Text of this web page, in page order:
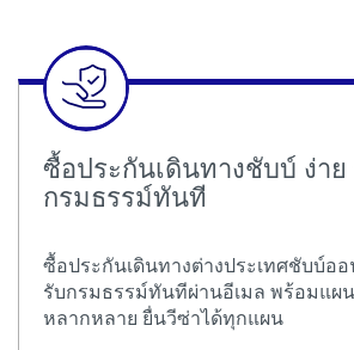
ซื้อประกันเดินทางชับบ์ ง่าย
กรมธรรม์ทันที
ซื้อประกันเดินทางต่างประเทศชับบ์ออ
รับกรมธรรม์ทันทีผ่านอีเมล พร้อมแผ
หลากหลาย ยื่นวีซ่าได้ทุกแผน